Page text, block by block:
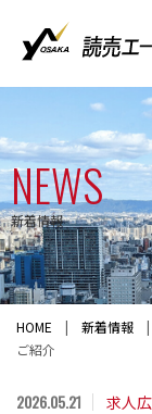
NEWS
新着情報
HOME | 新着情報
ご紹介
2026.05.21 求人